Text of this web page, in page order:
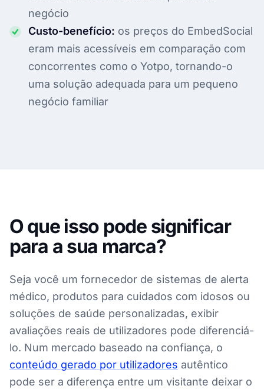
negócio
Custo-benefício: os preços do EmbedSocial
eram mais acessíveis em comparação com
concorrentes como o Yotpo, tornando-o
uma solução adequada para um pequeno
negócio familiar
O que isso pode significar
para a sua marca?
Seja você um fornecedor de sistemas de alerta
médico, produtos para cuidados com idosos ou
soluções de saúde personalizadas, exibir
avaliações reais de utilizadores pode diferenciá-
lo. Num mercado baseado na confiança, o
conteúdo gerado por utilizadores autêntico
pode ser a diferença entre um visitante deixar o